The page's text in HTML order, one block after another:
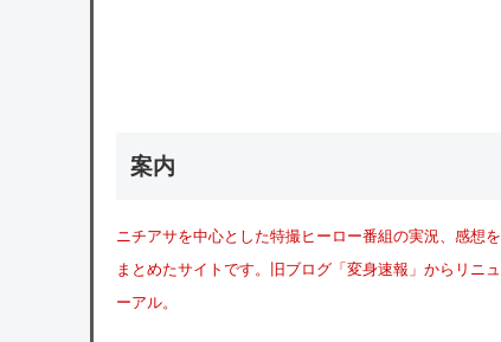
案内
ニチアサを中心とした特撮ヒーロー番組の実況、感想を
まとめたサイトです。旧ブログ「変身速報」からリニュ
ーアル。